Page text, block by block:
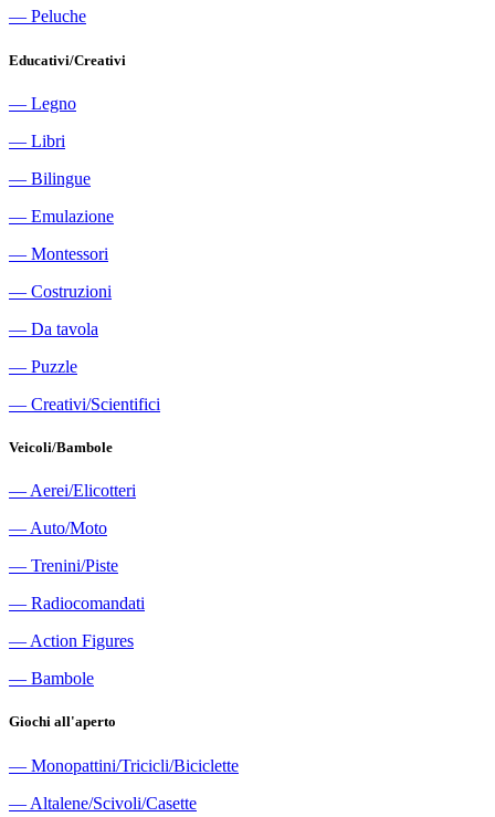
― Peluche
Educativi/Creativi
― Legno
― Libri
― Bilingue
― Emulazione
― Montessori
― Costruzioni
― Da tavola
― Puzzle
― Creativi/Scientifici
Veicoli/Bambole
― Aerei/Elicotteri
― Auto/Moto
― Trenini/Piste
― Radiocomandati
― Action Figures
― Bambole
Giochi all'aperto
― Monopattini/Tricicli/Biciclette
― Altalene/Scivoli/Casette